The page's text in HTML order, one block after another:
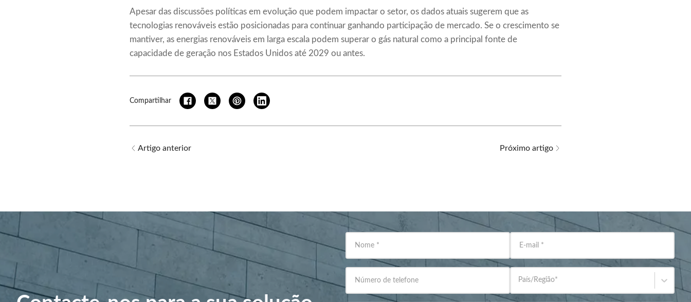
Apesar das discussões políticas em evolução que podem impactar o setor, os dados atuais sugerem que as
tecnologias renováveis estão posicionadas para continuar ganhando participação de mercado. Se o crescimento se
mantiver, as energias renováveis em larga escala podem superar o gás natural como a principal fonte de
capacidade de geração nos Estados Unidos até 2029 ou antes.
Compartilhar
Artigo anterior Próximo artigo
Nome * E-mail *
Número de telefone País/Região*